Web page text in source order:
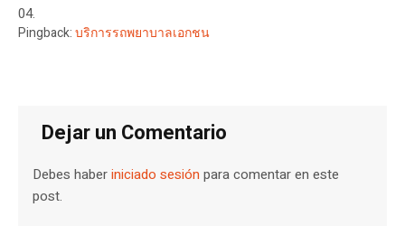
Pingback:บริการรถพยาบาลเอกชน
Dejar un Comentario
Debes haberiniciado sesión para comentar en este
post.